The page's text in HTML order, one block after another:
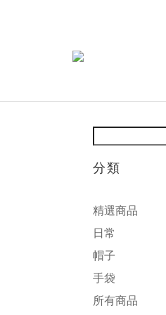
分類
精選商品
日常
帽子
手袋
所有商品